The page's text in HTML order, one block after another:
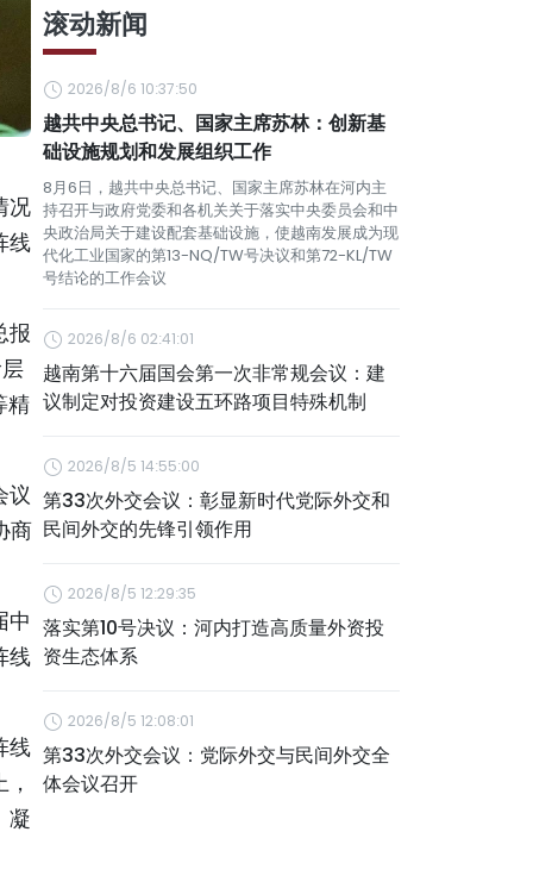
况
线
报
精
议
商
中
线
线
凝
滚动新闻
2026/8/6 10:37:50
越共中央总书记、国家主席苏林：创新基
础设施规划和发展组织工作
8月6日，越共中央总书记、国家主席苏林在河内主
持召开与政府党委和各机关关于落实中央委员会和中
央政治局关于建设配套基础设施，使越南发展成为现
代化工业国家的第13-NQ/TW号决议和第72-KL/TW
号结论的工作会议
2026/8/6 02:41:01
越南第十六届国会第一次非常规会议：建
议制定对投资建设五环路项目特殊机制
2026/8/5 14:55:00
第33次外交会议：彰显新时代党际外交和
民间外交的先锋引领作用
2026/8/5 12:29:35
落实第10号决议：河内打造高质量外资投
资生态体系
2026/8/5 12:08:01
第33次外交会议：党际外交与民间外交全
体会议召开